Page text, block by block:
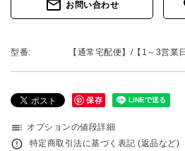
mail_outline お問い合わせ
型番: 【通常宅配便】/【1～3営業日
保存
toc オプションの値段詳細
error_outline 特定商取引法に基づく表記 (返品など)